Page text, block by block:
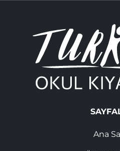
Ana